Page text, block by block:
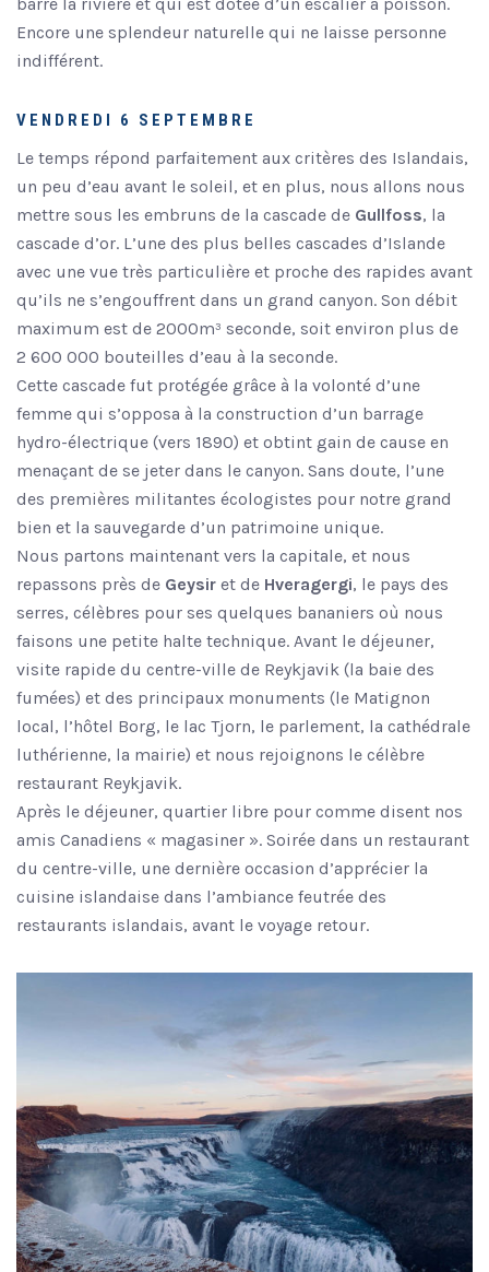
Encore une splendeur naturelle qui ne laisse personne
indifférent.
VENDREDI 6 SEPTEMBRE
Le temps répond parfaitement aux critères des Islandais,
un peu d’eau avant le soleil, et en plus, nous allons nous
mettre sous les embruns de la cascade de Gullfoss, la
cascade d’or. L’une des plus belles cascades d’Islande
avec une vue très particulière et proche des rapides avant
qu’ils ne s’engouffrent dans un grand canyon. Son débit
maximum est de 2000m³ seconde, soit environ plus de
2 600 000 bouteilles d’eau à la seconde.
Cette cascade fut protégée grâce à la volonté d’une
femme qui s’opposa à la construction d’un barrage
hydro-électrique (vers 1890) et obtint gain de cause en
menaçant de se jeter dans le canyon. Sans doute, l’une
des premières militantes écologistes pour notre grand
bien et la sauvegarde d’un patrimoine unique.
Nous partons maintenant vers la capitale, et nous
repassons près de Geysir et de Hveragergi, le pays des
serres, célèbres pour ses quelques bananiers où nous
faisons une petite halte technique. Avant le déjeuner,
visite rapide du centre-ville de Reykjavik (la baie des
fumées) et des principaux monuments (le Matignon
local, l’hôtel Borg, le lac Tjorn, le parlement, la cathédrale
luthérienne, la mairie) et nous rejoignons le célèbre
restaurant Reykjavik.
Après le déjeuner, quartier libre pour comme disent nos
amis Canadiens « magasiner ». Soirée dans un restaurant
du centre-ville, une dernière occasion d’apprécier la
cuisine islandaise dans l’ambiance feutrée des
restaurants islandais, avant le voyage retour.